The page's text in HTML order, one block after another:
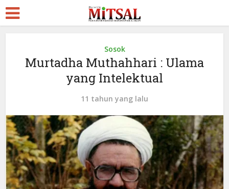
Sosok
Murtadha Muthahhari : Ulama
yang Intelektual
11 tahun yang lalu